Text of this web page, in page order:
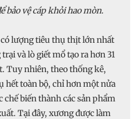
bảo vệ cáp khỏi hao mòn.
có lượng tiêu thụ thịt lớn nhất
và lò giết mổ tạo ra hơn 31
Tuy nhiên, theo thống kê,
hết toàn bộ, chỉ hơn một nửa
chế biến thành các sản phẩm
Tại đây, xương được làm